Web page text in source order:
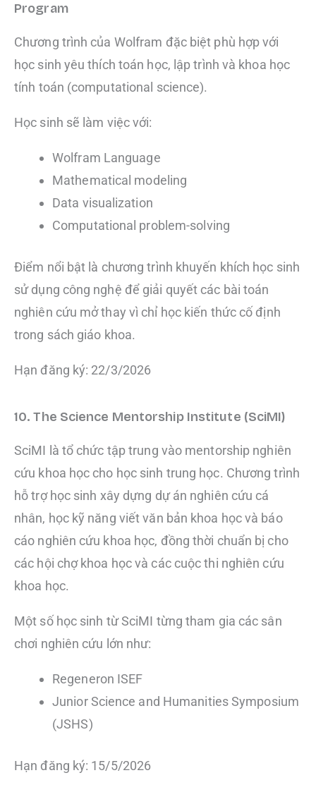
Program
Chương trình của Wolfram đặc biệt phù hợp với
học sinh yêu thích toán học, lập trình và khoa học
tính toán (computational science).
Học sinh sẽ làm việc với:
Wolfram Language
Mathematical modeling
Data visualization
Computational problem-solving
Điểm nổi bật là chương trình khuyến khích học sinh
sử dụng công nghệ để giải quyết các bài toán
nghiên cứu mở thay vì chỉ học kiến thức cố định
trong sách giáo khoa.
Hạn đăng ký: 22/3/2026
10. The Science Mentorship Institute (SciMI)
SciMI là tổ chức tập trung vào mentorship nghiên
cứu khoa học cho học sinh trung học. Chương trình
hỗ trợ học sinh xây dựng dự án nghiên cứu cá
nhân, học kỹ năng viết văn bản khoa học và báo
cáo nghiên cứu khoa học, đồng thời chuẩn bị cho
các hội chợ khoa học và các cuộc thi nghiên cứu
khoa học.
Một số học sinh từ SciMI từng tham gia các sân
chơi nghiên cứu lớn như:
Regeneron ISEF
Junior Science and Humanities Symposium
(JSHS)
Hạn đăng ký: 15/5/2026